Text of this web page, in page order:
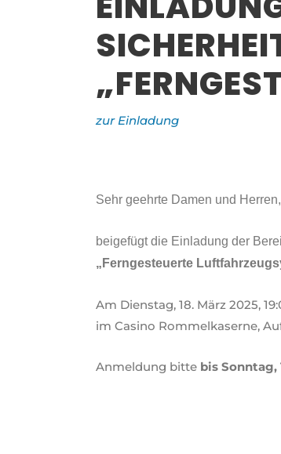
zur Einladung
Sehr geehrte Damen und Herren,
beigefügt die Einladung der
„Ferngesteuerte
Am Dienstag, 18. März 2025,
im Casino Rommelkaserne,
Anmeldung bitte bis Sonntag,